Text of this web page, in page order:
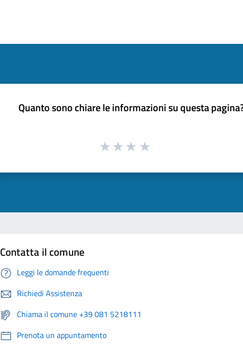
Quanto sono chiare le informazioni su questa
Contatta il comune
Leggi le domande frequenti
Richiedi Assistenza
Chiama il comune +39 081 5218111
Prenota un appuntamento